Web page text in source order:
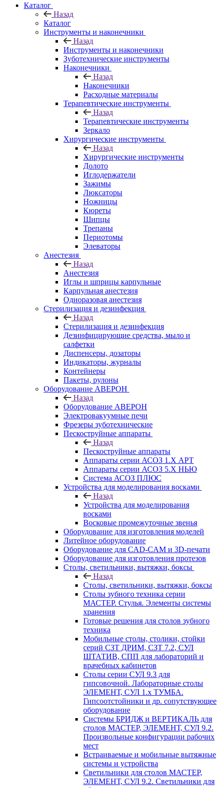
Каталог
Назад
Каталог
Инструменты и наконечники
Назад
Инструменты и наконечники
Зуботехнические инструменты
Наконечники
Назад
Наконечники
Расходные материалы
Терапевтические инструменты
Назад
Терапевтические инструменты
Зеркало
Хирургические инструменты
Назад
Хирургические инструменты
Долото
Иглодержатели
Зажимы
Люксаторы
Ножницы
Кюреты
Шипцы
Трепаны
Периотомы
Элеваторы
Анестезия
Назад
Анестезия
Иглы и шприцы карпульные
Карпульная анестезия
Одноразовая анестезия
Стерилизация и дезинфекция
Назад
Стерилизация и дезинфекция
Дезинфицирующие средства, мыло и
салфетки
Диспенсеры, дозаторы
Индикаторы, журналы
Контейнеры
Пакеты, рулоны
Оборудование АВЕРОН
Назад
Оборудование АВЕРОН
Электровакуумные печи
Фрезеры зуботехнические
Пескоструйные аппараты
Назад
Пескоструйные аппараты
Аппараты серии АСОЗ 1.Х АРТ
Аппараты серии АСОЗ 5.Х НЬЮ
Система АСОЗ ПЛЮС
Устройства для моделирования восками
Назад
Устройства для моделирования
восками
Восковые промежуточные звенья
Оборудование для изготовления моделей
Литейное оборудование
Оборудование для CAD-CAM и 3D-печати
Оборудование для изготовления протезов
Cтолы, светильники, вытяжки, боксы
Назад
Cтолы, светильники, вытяжки, боксы
Столы зубного техника серии
МАСТЕР. Стулья. Элементы системы
хранения
Готовые решения для столов зубного
техника
Мобильные столы, столики, стойки
серий СЗТ ДРИМ, СЗТ 7.2, СУЛ
ШТАТИВ, СПП для лабораторий и
врачебных кабинетов
Столы серии СУЛ 9.3 для
гипсовочной. Лабораторные столы
ЭЛЕМЕНТ, СУЛ 1.х ТУМБА.
Гипсоотстойники и др. сопутствующее
оборудование
Системы БРИДЖ и ВЕРТИКАЛЬ для
столов МАСТЕР, ЭЛЕМЕНТ, СУЛ 9.2.
Произвольные конфигурации рабочих
мест
Встраиваемые и мобильные вытяжные
системы и устройства
Светильники для столов МАСТЕР,
ЭЛЕМЕНТ, СУЛ 9.2. Светильники для